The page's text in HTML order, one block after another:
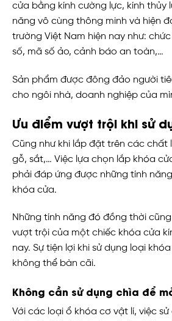
cửa bằng kính cường lực, kính thủy
năng vô cùng thông minh và hiện
trường Việt Nam hiện nay như:
số, mã số ảo, cảnh báo an toàn,…
Sản phẩm được đông đảo người
cho ngôi nhà, doanh nghiệp của
Ưu điểm vượt trội khi sử
Cũng như khi lắp đặt trên các chất
gỗ, sắt,… Việc lựa chọn lắp khóa
phải đáp ứng được những tính
khóa cửa.
Những tính năng đó đồng thời
vượt trội của một chiếc khóa cửa
nay. Sự tiện lợi khi sử dụng loại
không thể bàn cãi.
Không cần sử dụng chìa để
Với các loại ổ khóa cơ vật lí, việc